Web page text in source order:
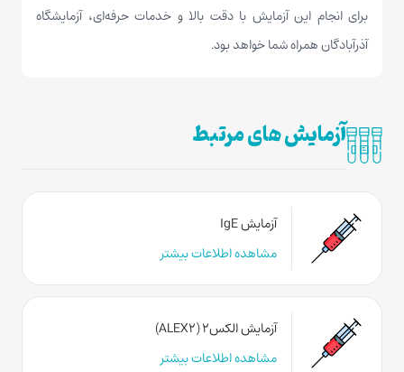
برای انجام این آزمایش با دقت بالا و خدمات حرفه‌ای، آزمایشگاه
آذرآبادگان همراه شما خواهد بود.
آزمایش های مرتبط
آزمایش IgE
مشاهده اطلاعات بیشتر
آزمایش الکس۲ (ALEX2)
مشاهده اطلاعات بیشتر